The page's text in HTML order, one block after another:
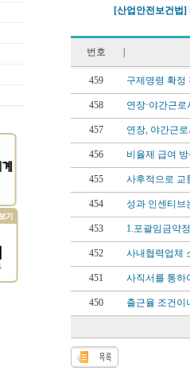
[산업안전보건법]
번호
459 구제명령 확정
458 연장·야간근
457 연장, 야간근
456 비율제 급여
455 사후적으로 교
454 성과 인센티브
453 1.포괄임금약
452 사내협력업체
451 사직서를 통하
450 출근율 조건이